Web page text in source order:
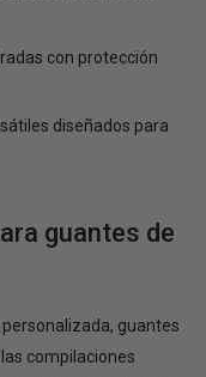
con protección
diseñados para
guantes de
guantes
compilaciones